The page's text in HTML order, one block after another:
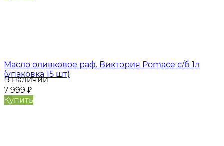
Масло оливковое раф. Виктория Pomace с/б 1л
(упаковка 15 шт)
В наличии
7 999 ₽
Купить